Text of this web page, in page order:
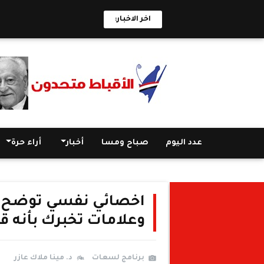
اخر الاخبار:
عدد اليوم صباح ومسا أخبار أراء حرة
اخصائي نفسي توضح
وعلامات تخبرك بأنه
برنامج لسعات د. مينا ملاك عازر